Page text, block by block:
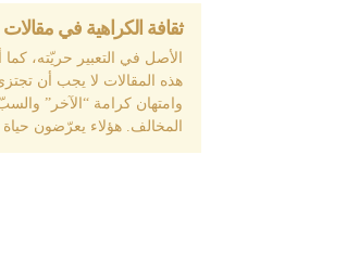
ثقافة الكراهية في مقالات
الأصل في التعبير حريّته،
هذه المقالات لا يجب أن
وامتهان كرامة “الآخر”
المخالف. هؤلاء يعرّضون